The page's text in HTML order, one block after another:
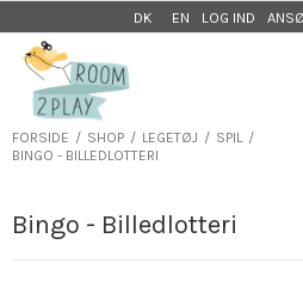
DK EN LOG IND
FORSIDE / SHOP / LEGETØJ / SPIL /
BINGO - BILLEDLOTTERI
Bingo - Billedlotteri